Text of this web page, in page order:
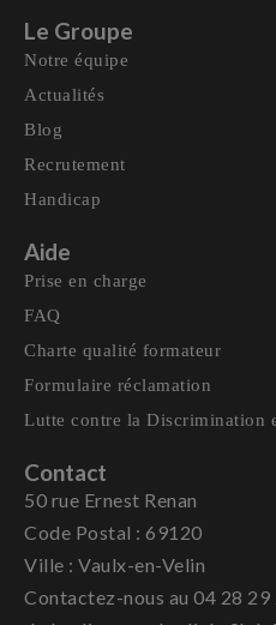
Le Groupe
Notre équipe
Actualités
Blog
Recrutement
Handicap
Aide
Prise en charge
FAQ
Charte qualité formateur
Formulaire réclamation
Lutte contre la Discrimination
Contact
50 rue Ernest Renan
Code Postal : 69120
Ville : Vaulx-en-Velin
Contactez-nous au 04 28 29